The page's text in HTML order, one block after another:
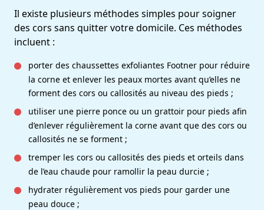
Il existe plusieurs méthodes simples pour soigner
des cors sans quitter votre domicile. Ces méthodes
incluent :
porter des chaussettes exfoliantes Footner pour réduire
la corne et enlever les peaux mortes avant qu’elles ne
forment des cors ou callosités au niveau des pieds ;
utiliser une pierre ponce ou un grattoir pour pieds afin
d’enlever régulièrement la corne avant que des cors ou
callosités ne se forment ;
tremper les cors ou callosités des pieds et orteils dans
de l’eau chaude pour ramollir la peau durcie ;
hydrater régulièrement vos pieds pour garder une
peau douce ;